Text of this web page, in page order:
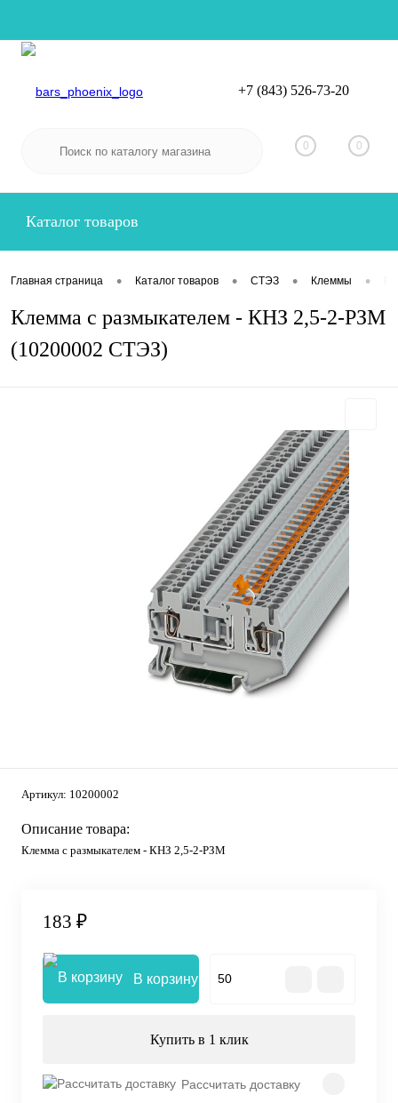
Вход
+7 (843) 526-73-20
0 0
Каталог товаров
Главная страница • Каталог товаров • СТЭЗ • Клеммы •
Клемма с размыкателем - КНЗ 2,5-2-РЗМ
(10200002 СТЭЗ)
Артикул: 10200002
Описание товара:
Клемма с размыкателем - КНЗ 2,5-2-РЗМ
183 ₽
В корзину
Купить в 1 клик
Рассчитать доставку